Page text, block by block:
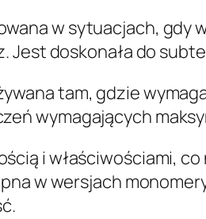
w sytuacjach, gdy
Jest doskonała do
tam, gdzie
wymagających
i właściwościami,
w wersjach